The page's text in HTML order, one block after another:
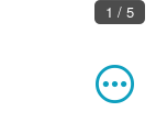
1 / 5